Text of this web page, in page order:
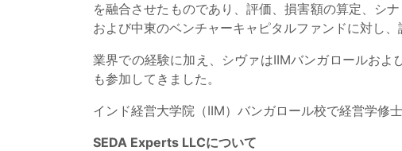
を融合させたものであり、評価、損害額の算定、シ
および中東のベンチャーキャピタルファンドに対し
業界での経験に加え、シヴァはIIMバンガロールお
も参加してきました。
インド経営大学院（IIM）バンガロール校で経営学修
SEDA Experts LLCについて